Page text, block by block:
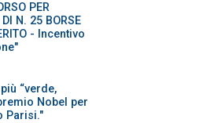
PER
DI N. 25 BORSE
- Incentivo
“verde,
Nobel per
Parisi."